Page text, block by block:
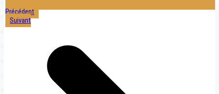
Précédent
Suivant